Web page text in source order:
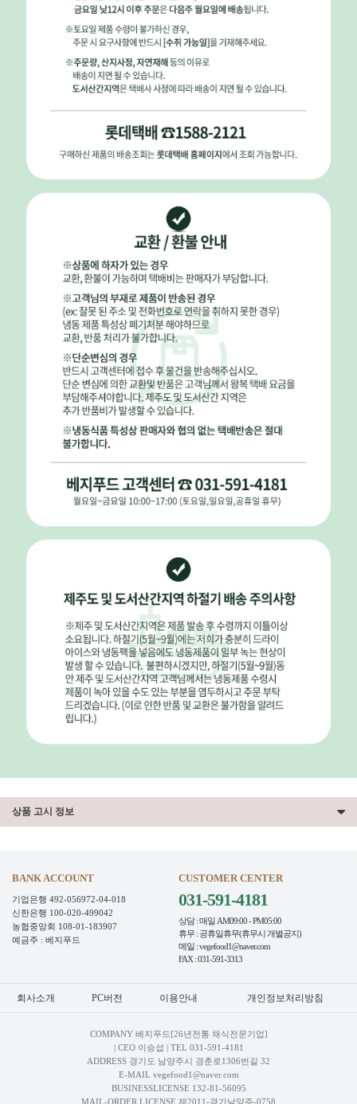
상품 고시 정보
BANK ACCOUNT
기업은행 492-056972-04-018
신한은행 100-020-499042
농협중앙회 108-01-183907
예금주 : 베지푸드
CUSTOMER CENTER
031-591-4181
상담 : 매일 AM09:00 - PM05:00
휴무 : 공휴일휴무(휴무시 개별공지)
메일 : vegefood1@naver.com
FAX : 031-591-3313
회사소개 PC버전 이용안내 개인정보처리방침
COMPANY 베지푸드[26년전통 채식전문기업]
| CEO 이승섭 | TEL 031-591-4181
ADDRESS 경기도 남양주시 경춘로1306번길 32
E-MAIL vegefood1@naver.com
BUSINESSLICENSE 132-81-56095
MAIL-ORDER LICENSE 제2011-경기남양주-0758